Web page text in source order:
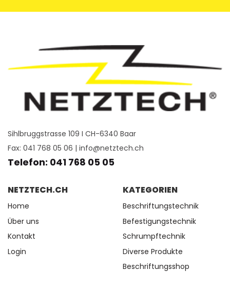
Sihlbruggstrasse 109 I CH-6340 Baar
Fax: 041 768 05 06 | info@netztech.ch
Telefon: 041 768 05 05
NETZTECH.CH
Home
Über uns
Kontakt
Login
KATEGORIEN
Beschriftungstechnik
Befestigungstechnik
Schrumpftechnik
Diverse Produkte
Beschriftungsshop